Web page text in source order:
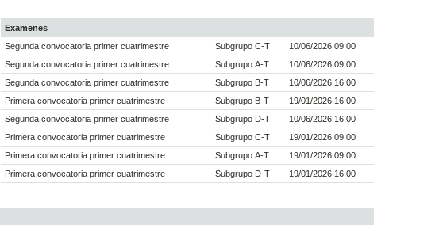
Examenes
Segunda convocatoria primer cuatrimestre
Subgrupo C-T
10/06/2026 09:00
Segunda convocatoria primer cuatrimestre
Subgrupo A-T
10/06/2026 09:00
Segunda convocatoria primer cuatrimestre
Subgrupo B-T
10/06/2026 16:00
Primera convocatoria primer cuatrimestre
Subgrupo B-T
19/01/2026 16:00
Segunda convocatoria primer cuatrimestre
Subgrupo D-T
10/06/2026 16:00
Primera convocatoria primer cuatrimestre
Subgrupo C-T
19/01/2026 09:00
Primera convocatoria primer cuatrimestre
Subgrupo A-T
19/01/2026 09:00
Primera convocatoria primer cuatrimestre
Subgrupo D-T 19/01/2026 16:00